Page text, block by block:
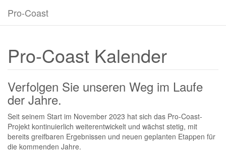
Pro-Coast
Pro-Coast Kalender
Verfolgen Sie unseren Weg im Laufe
der Jahre.
Seit seinem Start im November 2023 hat sich das Pro-Coast-
Projekt kontinuierlich weiterentwickelt und wächst stetig, mit
bereits greifbaren Ergebnissen und neuen geplanten Etappen für
die kommenden Jahre.